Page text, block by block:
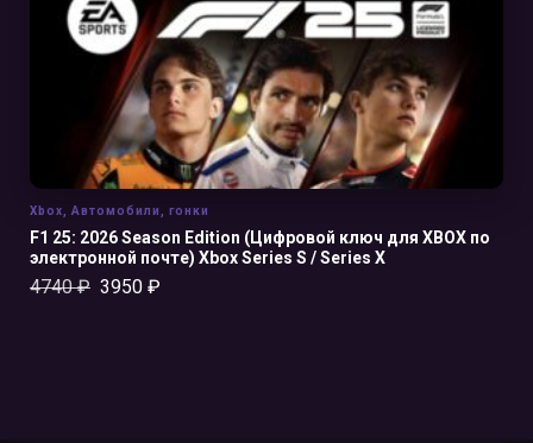
F1 25: 2026 Season Edition (Цифровой ключ для XBOX по
электронной почте) Xbox Series S / Series X
4740₽ 3950 ₽
Xbox Автомобили гонки